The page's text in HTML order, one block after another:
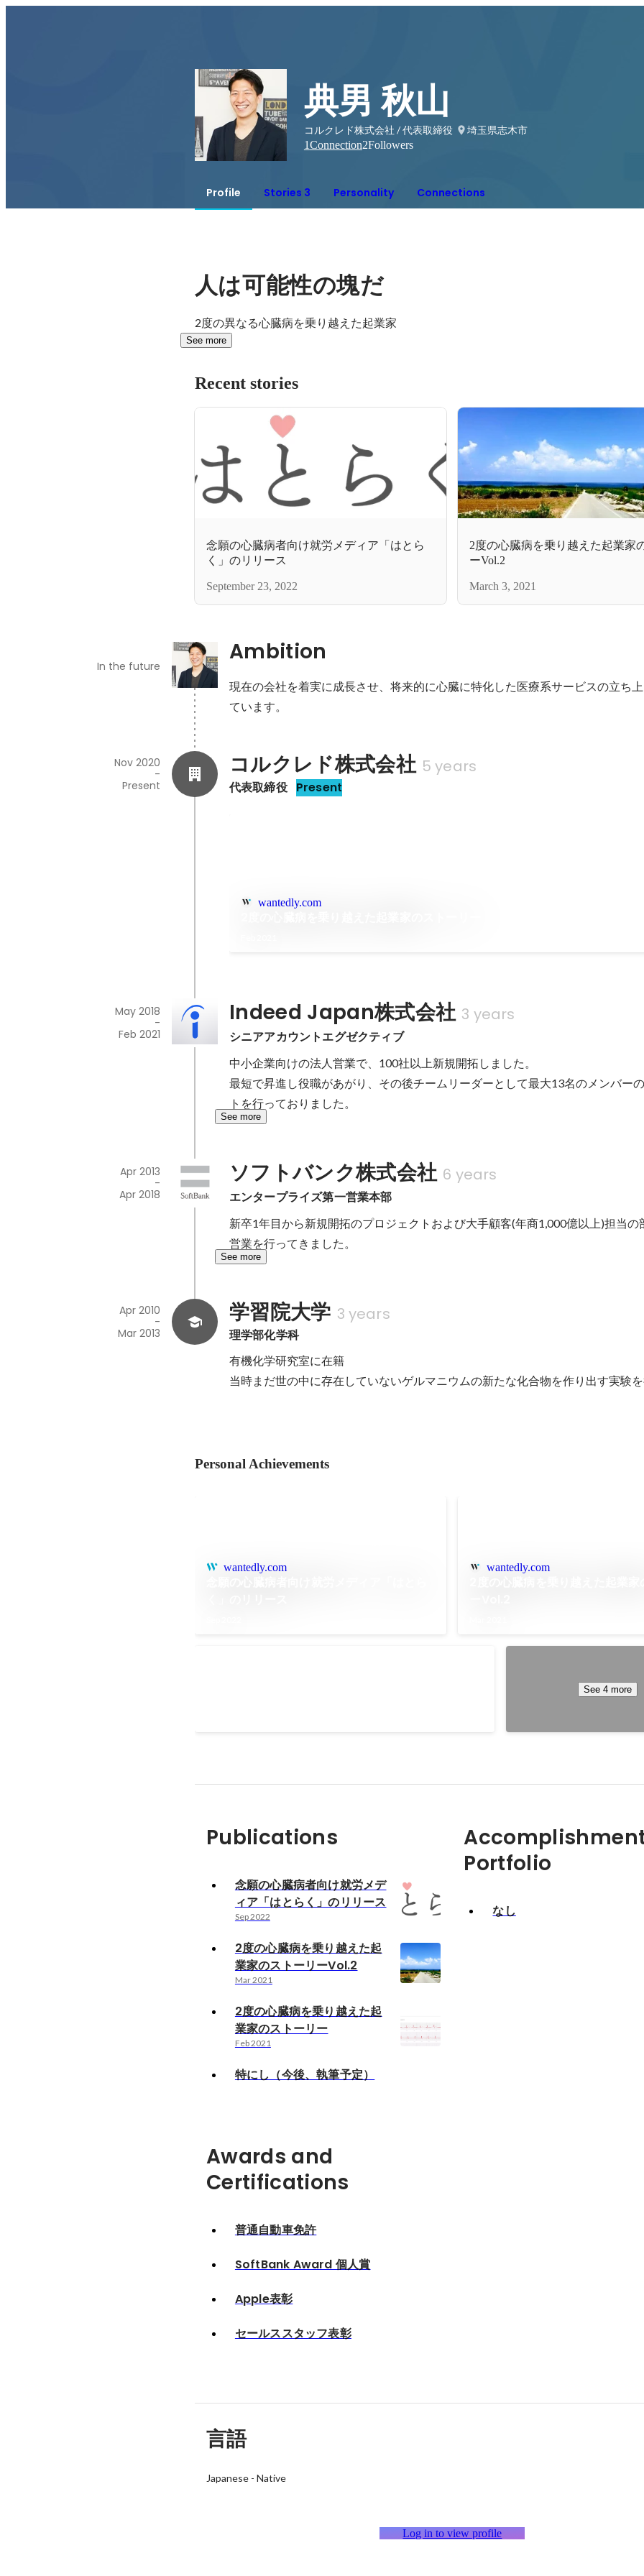
典男 秋山
コルクレド株式会社 / 代表取締役
埼玉県志木市
1Connection2Followers
Profile Stories 3 Personality Connections
人は可能性の塊だ
2度の異なる心臓病を乗り越えた起業家
See more
Recent stories
念願の心臓病者向け就労メディア「はとら
く」のリリース
September 23, 2022
2度の心臓病を乗り越えた起業家
ーVol.2
March 3, 2021
Ambition
In the future
現在の会社を着実に成長させ、将来的に心臓に特化した医療系サービスの立ち
ています。
コルクレド株式会社 5 years
代表取締役 Present
Nov 2020
-
Present
wantedly.com
Indeed Japan株式会社 3 years
シニアアカウントエグゼクティブ
May 2018
-
Feb 2021
中小企業向けの法人営業で、100社以上新規開拓しました。
最短で昇進し役職があがり、その後チームリーダーとして最大13名のメンバー
トを行っておりました。
See more
ソフトバンク株式会社 6 years
エンタープライズ第一営業本部
Apr 2013
-
Apr 2018
新卒1年目から新規開拓のプロジェクトおよび大手顧客(年商1,000億以上)担当の
営業を行ってきました。
See more
学習院大学 3 years
理学部化学科
Apr 2010
-
Mar 2013
有機化学研究室に在籍
当時まだ世の中に存在していないゲルマニウムの新たな化合物を作り出す実験
Personal Achievements
wantedly.com wantedly.com
See 4 more
Publications
念願の心臓病者向け就労メデ
ィア「はとらく」のリリース
Sep 2022
2度の心臓病を乗り越えた起
業家のストーリーVol.2
Mar 2021
2度の心臓病を乗り越えた起
業家のストーリー
Feb 2021
特にし（今後、執筆予定）
Portfolio
なし
Awards and
Certifications
普通自動車免許
SoftBank Award 個人賞
Apple表彰
セールススタッフ表彰
言語
Japanese- Native
Log in to view profile